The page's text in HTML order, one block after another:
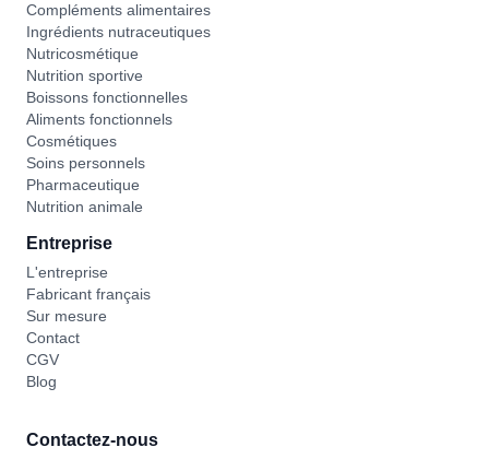
Compléments alimentaires
Ingrédients nutraceutiques
Nutricosmétique
Nutrition sportive
Boissons fonctionnelles
Aliments fonctionnels
Cosmétiques
Soins personnels
Pharmaceutique
Nutrition animale
Entreprise
L'entreprise
Fabricant français
Sur mesure
Contact
CGV
Blog
Contactez-nous